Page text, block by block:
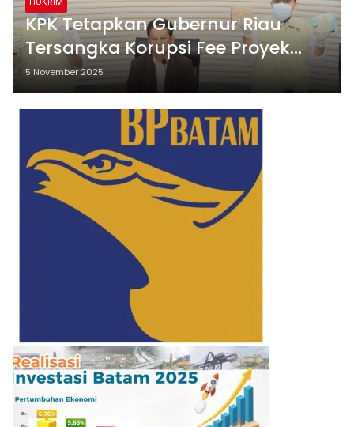
KPK Tetapkan Gubernur Riau
Tersangka Korupsi Fee Proyek
Senilai Rp7 Miliar
5 November 2025